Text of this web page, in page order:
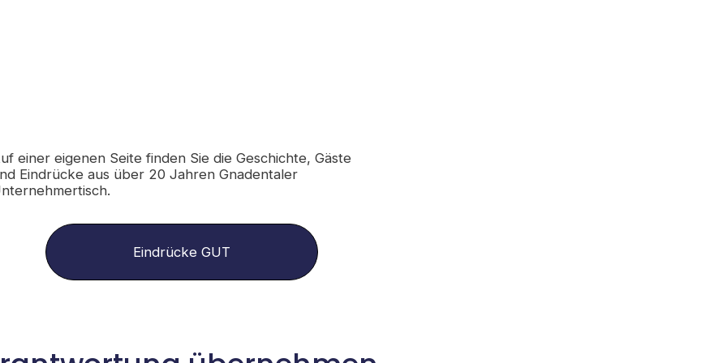
einer eigenen Seite finden Sie die Geschichte, Gäste
Eindrücke aus über 20 Jahren Gnadentaler
Eindrücke GUT